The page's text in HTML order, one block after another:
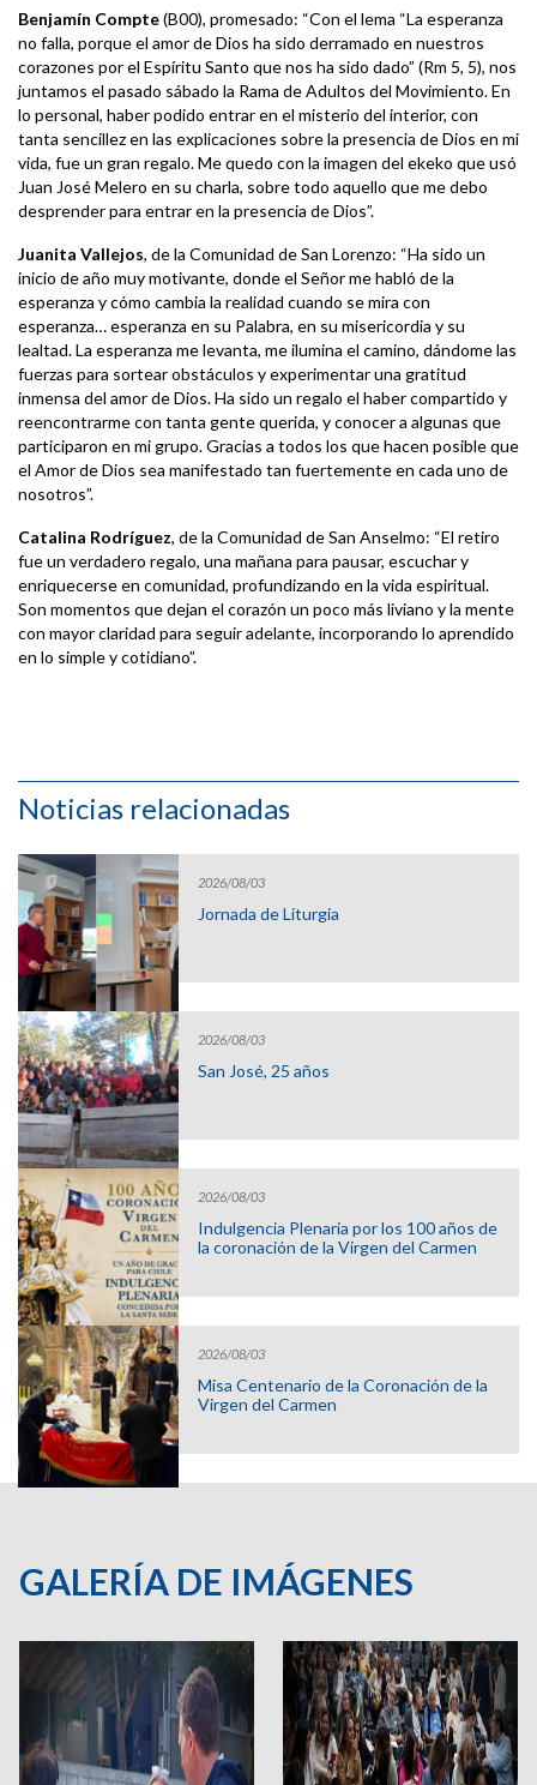
Benjamín Compte(B00), promesado: “Con el lema “La esperanza
no falla, porque el amor de Dios ha sido derramado en nuestros
corazones por el Espíritu Santo que nos ha sido dado” (Rm 5, 5), nos
juntamos el pasado sábado la Rama de Adultos del Movimiento. En
lo personal, haber podido entrar en el misterio del interior, con
tanta sencillez en las explicaciones sobre la presencia de Dios en mi
vida, fue un gran regalo. Me quedo con la imagen del ekeko que usó
Juan José Melero en su charla, sobre todo aquello que me debo
desprender para entrar en la presencia de Dios”.
Juanita Vallejos, de la Comunidad de San Lorenzo: “Ha sido un
inicio de año muy motivante, donde el Señor me habló de la
esperanza y cómo cambia la realidad cuando se mira con
esperanza… esperanza en su Palabra, en su misericordia y su
lealtad. La esperanza me levanta, me ilumina el camino, dándome las
fuerzas para sortear obstáculos y experimentar una gratitud
inmensa del amor de Dios. Ha sido un regalo el haber compartido y
reencontrarme con tanta gente querida, y conocer a algunas que
participaron en mi grupo. Gracias a todos los que hacen posible que
el Amor de Dios sea manifestado tan fuertemente en cada uno de
nosotros”.
Catalina Rodríguez, de la Comunidad de San Anselmo: “El retiro
fue un verdadero regalo, una mañana para pausar, escuchar y
enriquecerse en comunidad, profundizando en la vida espiritual.
Son momentos que dejan el corazón un poco más liviano y la mente
con mayor claridad para seguir adelante, incorporando lo aprendido
en lo simple y cotidiano”.
Noticias relacionadas
2026/08/03
Jornada de Liturgia
2026/08/03
San José, 25 años
2026/08/03
Indulgencia Plenaria por los 100 años de
la coronación de la Virgen del Carmen
2026/08/03
Misa Centenario de la Coronación de la
Virgen del Carmen
GALERÍA DE IMÁGENES